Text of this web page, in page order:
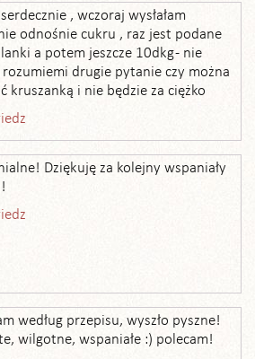
, wczoraj wysłałam
odnośnie cukru , raz jest podane
a potem jeszcze 10dkg - nie
rozumiemi drugie pytanie czy można
kruszanką i nie będzie za ciężko
Dziękuję za kolejny wspaniały
według przepisu, wyszło pyszne!
wilgotne, wspaniałe :) polecam!